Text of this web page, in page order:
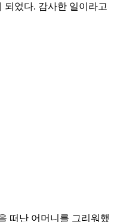
되었다. 감사한 일이라고
떠난 어머니를 그리워했